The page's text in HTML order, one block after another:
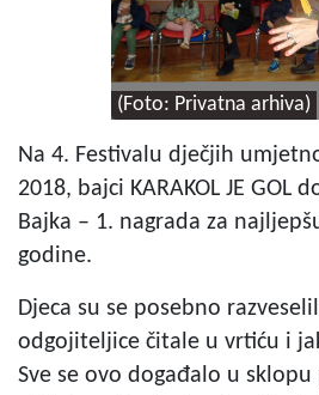
(Foto: Privatna arhiva)
Na 4. Festivalu dječjih
2018, bajci KARAKOL JE GOL
Bajka – 1. nagrada za
godine.
Djeca su se posebno
odgojiteljice čitale u vrtiću i
Sve se ovo događalo u